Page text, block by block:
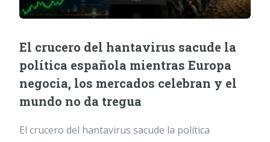
El crucero del hantavirus sacude la
política española mientras Europa
negocia, los mercados celebran y el
mundo no da tregua
El crucero del hantavirus sacude la política